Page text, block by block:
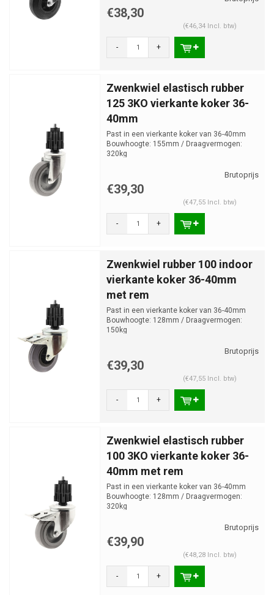
€38,30
(€46,34 Incl. btw)
- +
Zwenkwiel elastisch rubber
125 3KO vierkante koker 36-
40mm
Past in een vierkante koker van 36-40mm
Bouwhoogte: 155mm / Draagvermogen:
320kg
€39,30
(€47,55 Incl. btw)
- +
Zwenkwiel rubber 100 indoor
vierkante koker 36-40mm
met rem
Past in een vierkante koker van 36-40mm
Bouwhoogte: 128mm / Draagvermogen:
150kg
€39,30
(€47,55 Incl. btw)
- +
Zwenkwiel elastisch rubber
100 3KO vierkante koker 36-
40mm met rem
Past in een vierkante koker van 36-40mm
Bouwhoogte: 128mm / Draagvermogen:
320kg
€39,90
(€48,28 Incl. btw)
- +